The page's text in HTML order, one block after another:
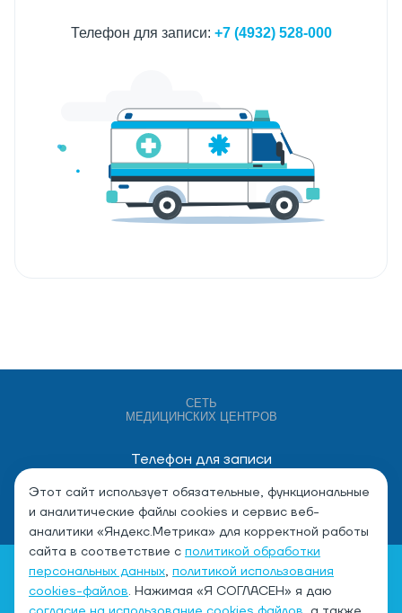
Телефон для записи: +7 (4932) 528-000
СЕТЬ
МЕДИЦИНСКИХ ЦЕНТРОВ
Телефон для записи
+7 (4932) 528-000
Этот сайт использует обязательные, функциональные
и аналитические файлы cookies и сервис веб-
аналитики «Яндекс.Метрика» для корректной работы
сайта в соответствие с политикой обработки
персональных данных, политикой использования
cookies-файлов. Нажимая «Я СОГЛАСЕН» я даю